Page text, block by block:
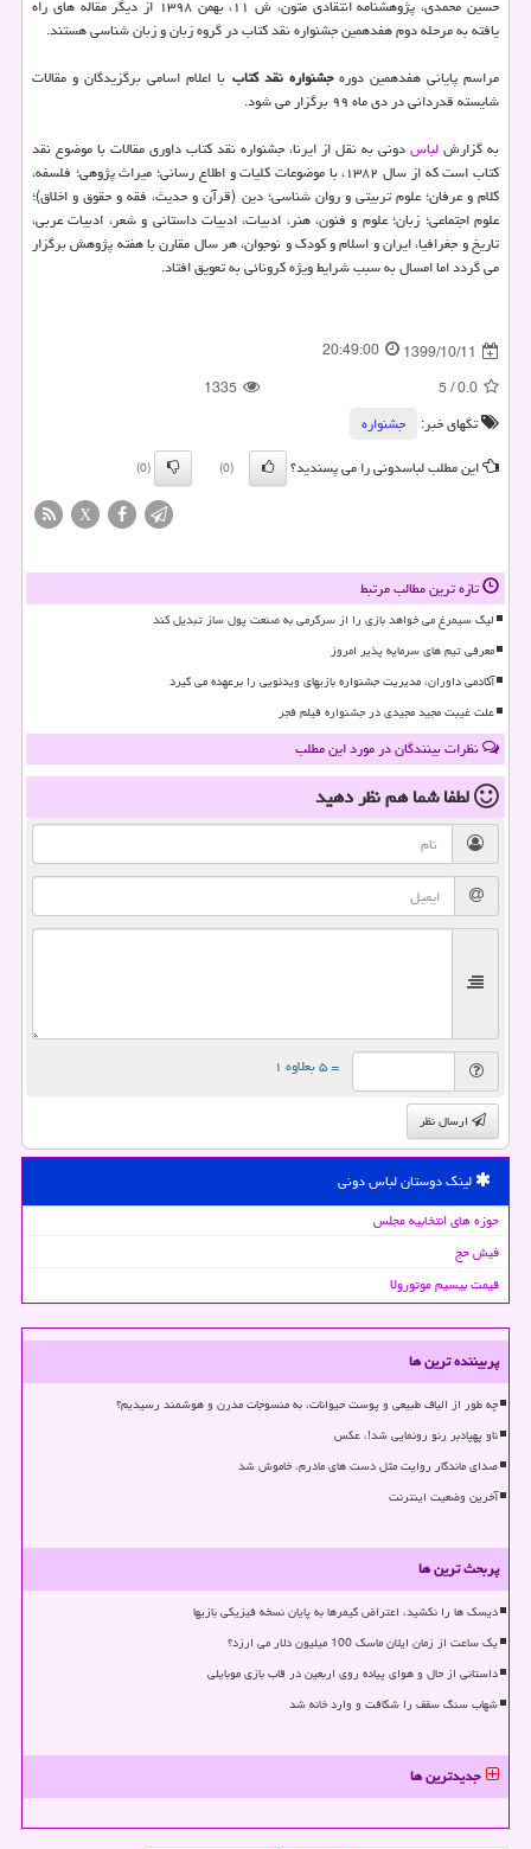
حسین محمدی، پژوهشنامه انتقادی متون، ش ۱۱، بهمن ۱۳۹۸ از دیگر مقاله های راه
یافته به مرحله دوم هفدهمین جشنواره نقد کتاب در گروه زبان و زبان شناسی هستند.
مراسم پایانی هفدهمین دورهجشنواره نقد کتاب با اعلام اسامی برگزیدگان و مقالات
شایسته قدردانی در دی ماه ۹۹ برگزار می شود.
به گزارشلباسدونی به نقل از ایرنا، جشنواره نقد کتاب داوری مقالات با موضوع نقد
کتاب است که از سال ۱۳۸۲، با موضوعات کلیات و اطلاع رسانی؛ میراث پژوهی؛ فلسفه،
کلام و عرفان؛ علوم تربیتی و روان شناسی؛ دین (قرآن و حدیث، فقه و حقوق و اخلاق)؛
علوم اجتماعی؛ زبان؛ علوم و فنون، هنر، ادبیات، ادبیات داستانی و شعر، ادبیات عربی،
تاریخ و جغرافیا، ایران و اسلام و کودک و نوجوان، هر سال مقارن با هفته پژوهش برگزار
می گردد اما امسال به سبب شرایط ویژه کرونائی به تعویق افتاد.
1399/10/11
20:49:00
0.0
/
5
1335
تگهای خبر:
جشنواره
این مطلب لباسدونی را می پسندید؟
(0)
(0)
X
تازه ترین مطالب مرتبط
لیگ سیمرغ می خواهد بازی را از سرگرمی به صنعت پول ساز تبدیل کند
معرفی تیم های سرمایه پذیر امروز
آکادمی داوران، مدیریت جشنواره بازیهای ویدئویی را برعهده می گیرد
علت غیبت مجید مجیدی در جشنواره فیلم فجر
نظرات بینندگان در مورد این مطلب
لطفا شما همنظر دهید
= ۵ بعلاوه ۱
ارسال نظر
لینک دوستان لباس دونی
حوزه های انتخابیه مجلس
فیش حج
قیمت بیسیم موتورولا
پربیننده ترین ها
چه طور از الیاف طبیعی و پوست حیوانات، به منسوجات مدرن و هوشمند رسیدیم؟
ناو پهپادبر رنو رونمایی شد!، عکس
صدای ماندگار روایت مثل دست های مادرم، خاموش شد
آخرین وضعیت اینترنت
پربحث ترین ها
دیسک ها را نکشید، اعتراض گیمرها به پایان نسخه فیزیکی بازیها
یک ساعت از زمان ایلان ماسک 100 میلیون دلار می ارزد؟
داستانی از حال و هوای پیاده روی اربعین در قاب بازی موبایلی
شهاب سنگ سقف را شکافت و وارد خانه شد
جدیدترین ها